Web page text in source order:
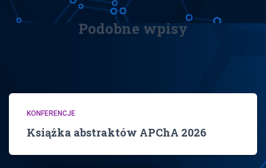
Podobne wpisy
KONFERENCJE
Książka abstraktów APChA 2026